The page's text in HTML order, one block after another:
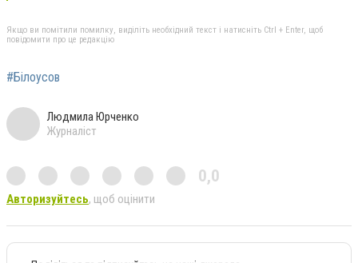
Якщо ви помітили помилку, виділіть необхідний текст і натисніть Ctrl + Enter, щоб
повідомити про це редакцію
#Білоусов
Людмила Юрченко
Журналіст
0,0
Авторизуйтесь, щоб оцінити